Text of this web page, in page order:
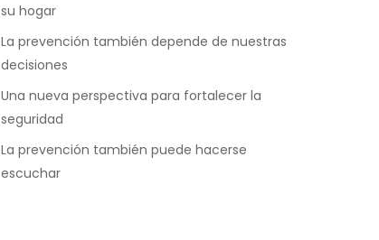
su hogar
La prevención también depende de nuestras
decisiones
Una nueva perspectiva para fortalecer la
seguridad
La prevención también puede hacerse
escuchar